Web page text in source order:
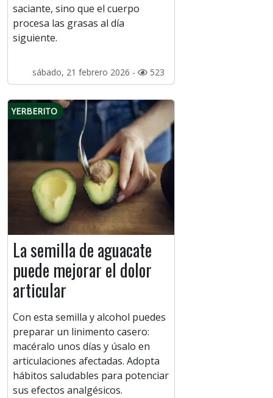
saciante, sino que el cuerpo
procesa las grasas al día
siguiente.
sábado, 21 febrero 2026 - 523
YERBERITO
La semilla de aguacate
puede mejorar el dolor
articular
Con esta semilla y alcohol puedes
preparar un linimento casero:
macéralo unos días y úsalo en
articulaciones afectadas. Adopta
hábitos saludables para potenciar
sus efectos analgésicos.